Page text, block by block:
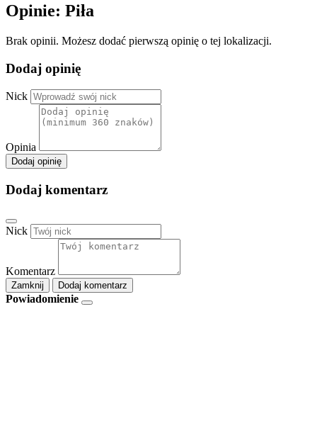
Opinie: Piła
Brak opinii. Możesz dodać pierwszą opinię o tej lokalizacji.
Dodaj opinię
Nick
Opinia
Dodaj opinię
Dodaj komentarz
Nick
Komentarz
Zamknij Dodaj komentarz
Powiadomienie